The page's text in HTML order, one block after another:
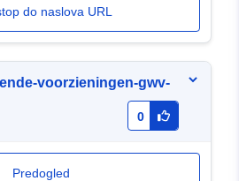
do naslova URL
voorzieningen-gwv-
0
Predogled